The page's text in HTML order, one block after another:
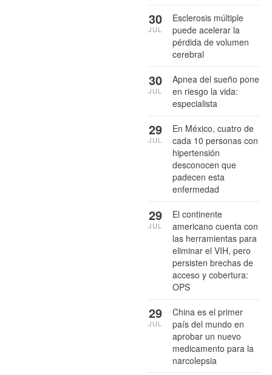
Esclerosis múltiple
puede acelerar la
pérdida de volumen
cerebral
30
JUL
Apnea del sueño pone
en riesgo la vida:
especialista
30
JUL
En México, cuatro de
cada 10 personas con
hipertensión
desconocen que
padecen esta
enfermedad
29
JUL
El continente
americano cuenta con
las herramientas para
eliminar el VIH, pero
persisten brechas de
acceso y cobertura:
OPS
29
JUL
China es el primer
país del mundo en
aprobar un nuevo
medicamento para la
narcolepsia
29
JUL